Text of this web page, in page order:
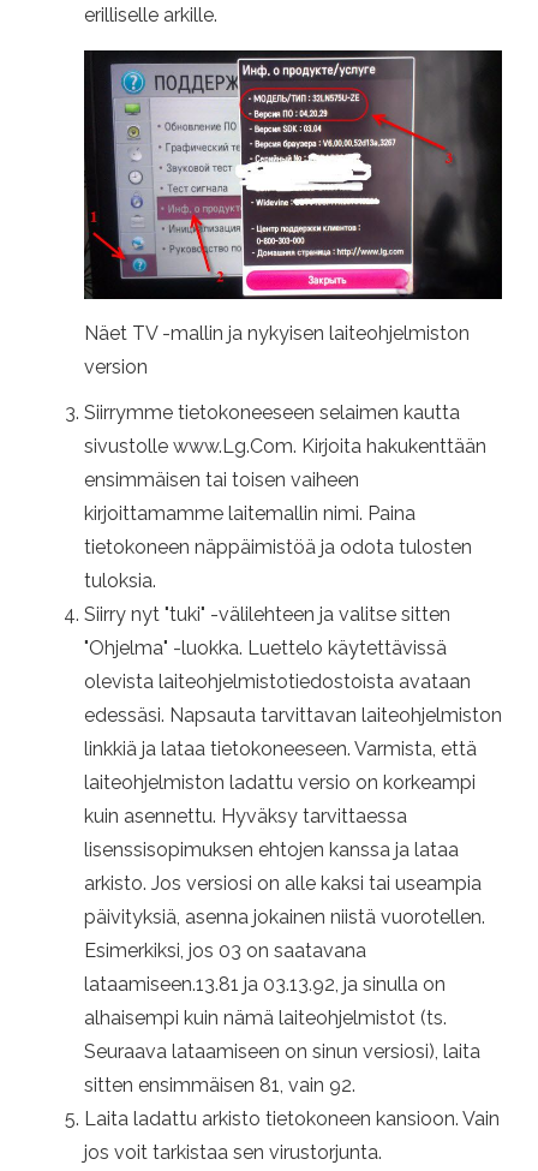
erilliselle arkille.
Näet TV -mallin ja nykyisen laiteohjelmiston
version
Siirrymme tietokoneeseen selaimen kautta
sivustolle www.Lg.Com. Kirjoita hakukenttään
ensimmäisen tai toisen vaiheen
kirjoittamamme laitemallin nimi. Paina
tietokoneen näppäimistöä ja odota tulosten
tuloksia.
Siirry nyt "tuki" -välilehteen ja valitse sitten
"Ohjelma" -luokka. Luettelo käytettävissä
olevista laiteohjelmistotiedostoista avataan
edessäsi. Napsauta tarvittavan laiteohjelmiston
linkkiä ja lataa tietokoneeseen. Varmista, että
laiteohjelmiston ladattu versio on korkeampi
kuin asennettu. Hyväksy tarvittaessa
lisenssisopimuksen ehtojen kanssa ja lataa
arkisto. Jos versiosi on alle kaksi tai useampia
päivityksiä, asenna jokainen niistä vuorotellen.
Esimerkiksi, jos 03 on saatavana
lataamiseen.13.81 ja 03.13.92, ja sinulla on
alhaisempi kuin nämä laiteohjelmistot (ts.
Seuraava lataamiseen on sinun versiosi), laita
sitten ensimmäisen 81, vain 92.
Laita ladattu arkisto tietokoneen kansioon. Vain
jos voit tarkistaa sen virustorjunta.